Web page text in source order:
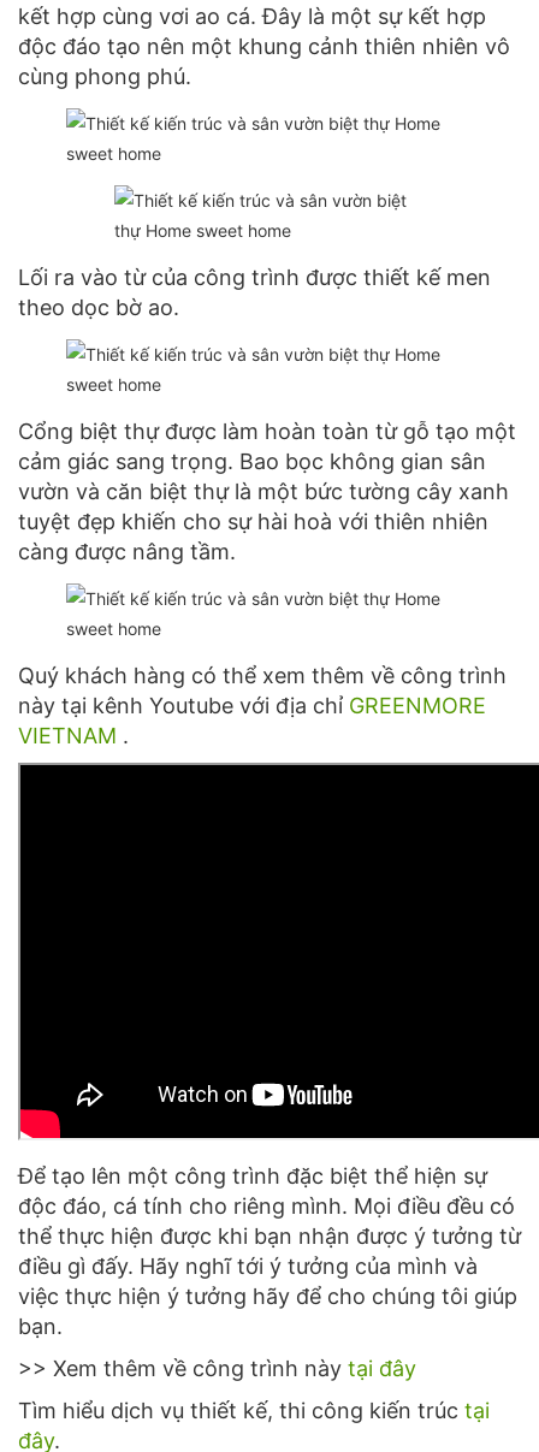
kết hợp cùng vơi ao cá. Đây là một sự kết hợp
độc đáo tạo nên một khung cảnh thiên nhiên vô
cùng phong phú.
Lối ra vào từ của công trình được thiết kế men
theo dọc bờ ao.
Cổng biệt thự được làm hoàn toàn từ gỗ tạo một
cảm giác sang trọng. Bao bọc không gian sân
vườn và căn biệt thự là một bức tường cây xanh
tuyệt đẹp khiến cho sự hài hoà với thiên nhiên
càng được nâng tầm.
Quý khách hàng có thể xem thêm về công trình
này tại kênh Youtube với địa chỉ GREENMORE
VIETNAM .
Để tạo lên một công trình đặc biệt thể hiện sự
độc đáo, cá tính cho riêng mình. Mọi điều đều có
thể thực hiện được khi bạn nhận được ý tưởng từ
điều gì đấy. Hãy nghĩ tới ý tưởng của mình và
việc thực hiện ý tưởng hãy để cho chúng tôi giúp
bạn.
>> Xem thêm về công trình này tại đây
Tìm hiểu dịch vụ thiết kế, thi công kiến trúc tại
đây.